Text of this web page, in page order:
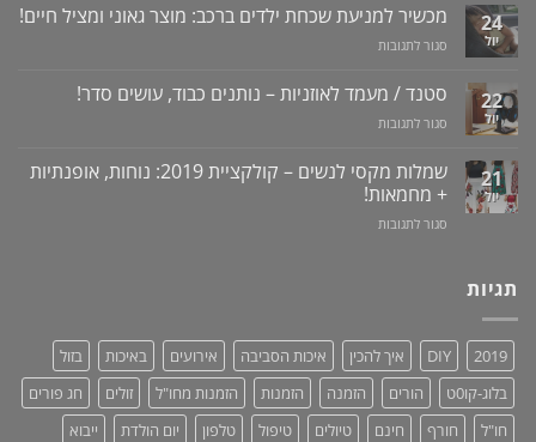
עששת,
לדעת!
טבעי
/
תערובת
צמחים
באתר
וידאו
24
יול
מכשיר למניעת שכחת ילדים ברכב: מוצר גאוני ומציל חיים!
סגור לתגובות
שכחת
ילדים
מוצר
גאוני
ומציל
חיים!
22
יול
סטנד / מעמד לאוזניות – נותנים כבוד, עושים סדר!
סגור לתגובות
מעמד
לאוזניות
21
יול
שמלות מקסי לנשים – קולקציית 2019: נוחות, אופנתיות
+ מחמאות!
סגור לתגובות
2019:
נוחות,
אופנתיות
+
מחמאות!
תגיות
2019
DIY איך להכין איכות הסביבה אירועים באיכות
בזול
בלוג-קו0ט
הורים הזמנה הזמנות הזמנות מחו"ל זולים
חג פורים
חו"ל
חורף חינם טיולים טיפול טלפון יום הולדת
ייבוא